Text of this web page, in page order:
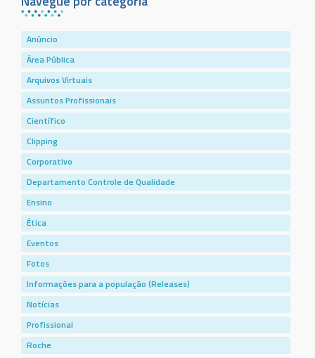
Anúncio
Área Pública
Arquivos Virtuais
Assuntos Profissionais
Científico
Clipping
Corporativo
Departamento Controle de Qualidade
Ensino
Ética
Eventos
Fotos
Informações para a população (Releases)
Notícias
Profissional
Roche